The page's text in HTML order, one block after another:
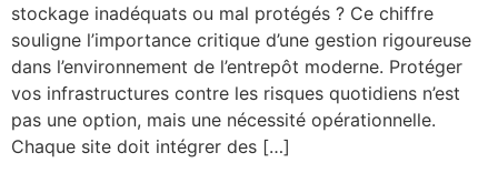
stockage inadéquats ou mal protégés ? Ce chiffre
souligne l’importance critique d’une gestion rigoureuse
dans l’environnement de l’entrepôt moderne. Protéger
vos infrastructures contre les risques quotidiens n’est
pas une option, mais une nécessité opérationnelle.
Chaque site doit intégrer des […]